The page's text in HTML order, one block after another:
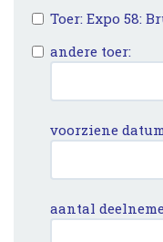
Toer: Expo 58:
andere toer:
voorziene
aantal